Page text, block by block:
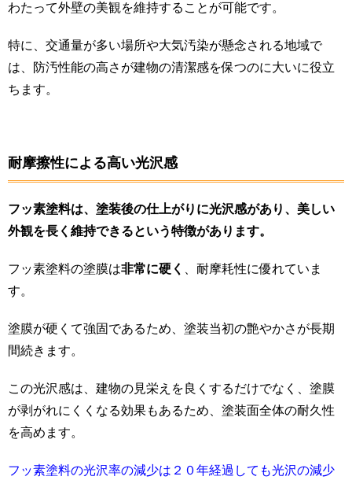
わたって外壁の美観を維持することが可能です。
特に、交通量が多い場所や大気汚染が懸念される地域で
は、防汚性能の高さが建物の清潔感を保つのに大いに役立
ちます。
耐摩擦性による高い光沢感
フッ素塗料は、塗装後の仕上がりに光沢感があり、美しい
外観を長く維持できるという特徴があります。
フッ素塗料の塗膜は非常に硬く
、耐摩耗性に優れていま
す。
塗膜が硬くて強固であるため、塗装当初の艶やかさが長期
間続きます。
この光沢感は、建物の見栄えを良くするだけでなく、塗膜
が剥がれにくくなる効果もあるため、塗装面全体の耐久性
を高めます。
フッ素塗料の光沢率の減少は２０年経過しても光沢の減少